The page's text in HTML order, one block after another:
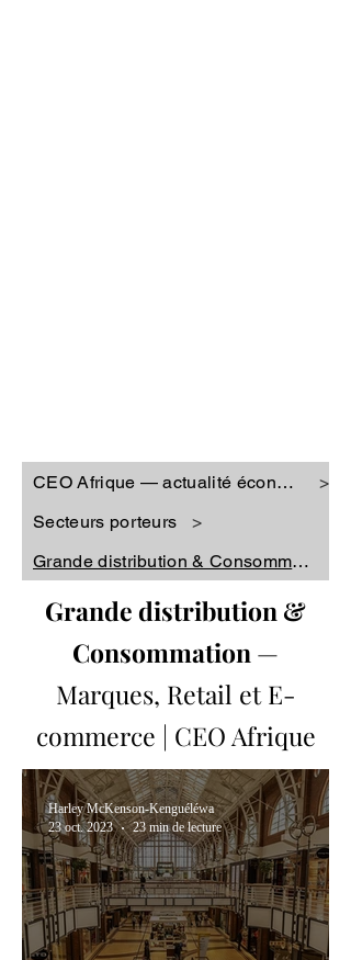
CEO Afrique — actualité économique
>
Secteurs porteurs
>
Grande distribution & Consommation
Grande distribution &
Consommation —
Marques, Retail et E-
commerce | CEO Afrique
Harley McKenson-Kenguéléwa
23 oct. 2023
23 min de lecture